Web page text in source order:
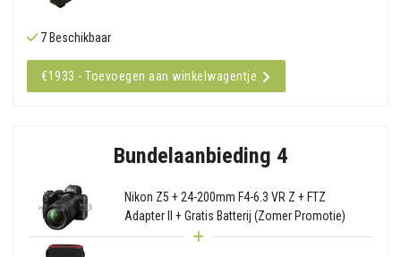
7 Beschikbaar
€1933 - Toevoegen aan winkelwagentje
Bundelaanbieding 4
Nikon Z5 + 24-200mm F4-6.3 VR Z + FTZ
Adapter II + Gratis Batterij (Zomer Promotie)